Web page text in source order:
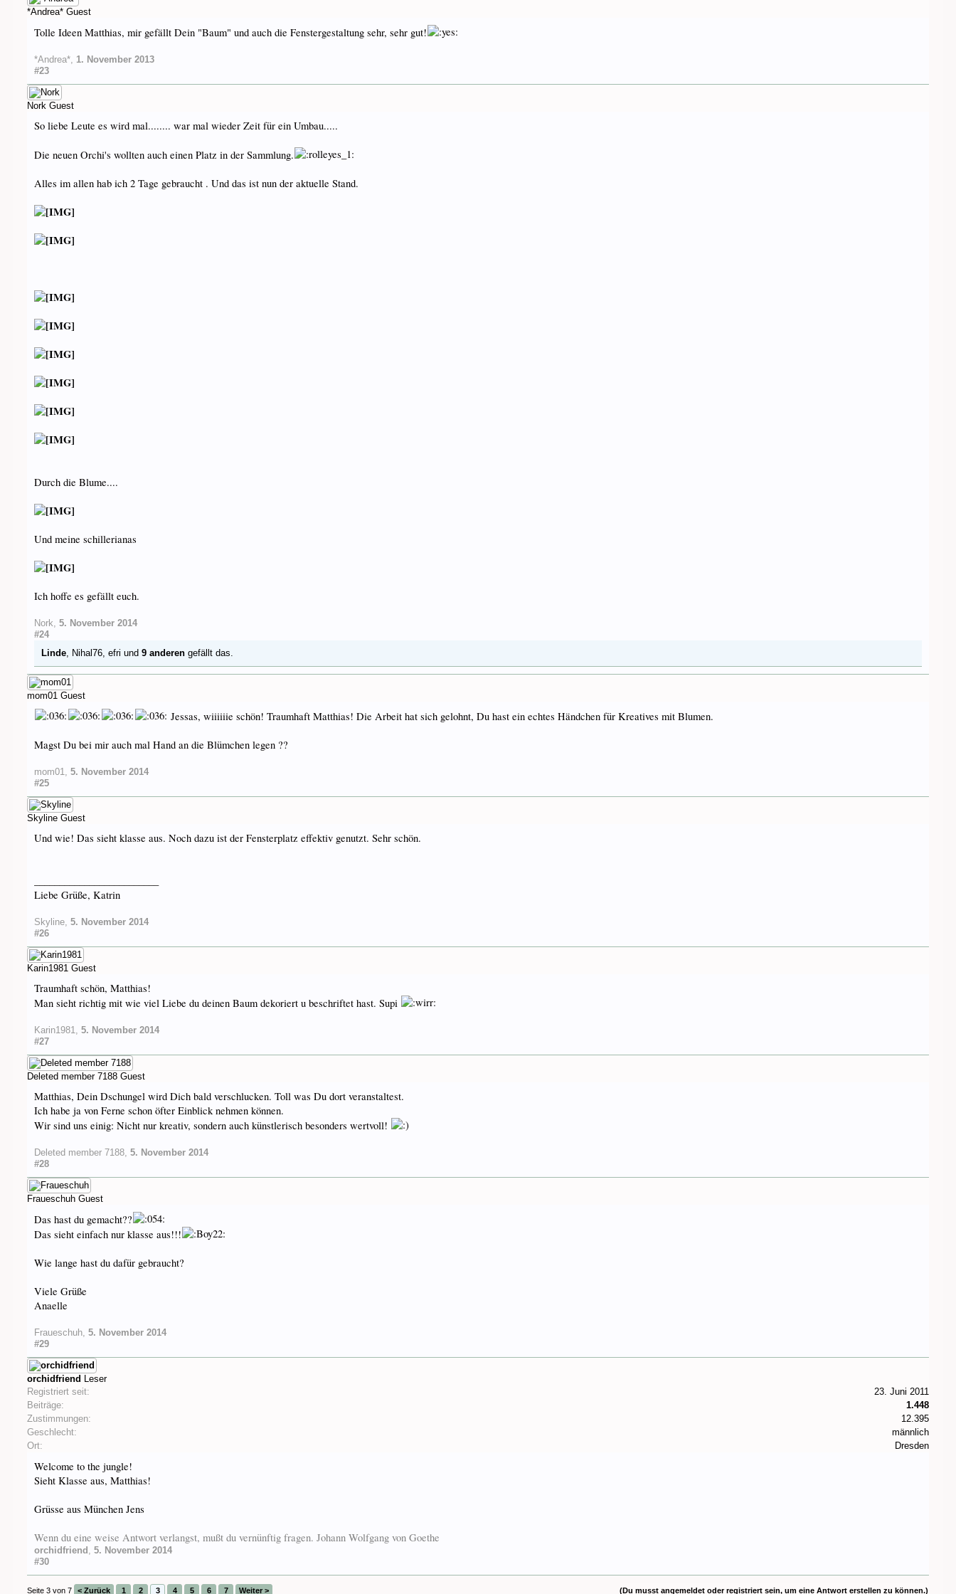
*Andrea* Guest
Tolle Ideen Matthias, mir gefällt Dein "Baum" und auch die Fenstergestaltung sehr, sehr gut!
*Andrea*, 1. November 2013
#23
Nork Guest
So liebe Leute es wird mal........ war mal wieder Zeit für ein Umbau.....
Die neuen Orchi's wollten auch einen Platz in der Sammlung.
Alles im allen hab ich 2 Tage gebraucht . Und das ist nun der aktuelle Stand.
Durch die Blume....
Und meine schillerianas
Ich hoffe es gefällt euch.
Nork, 5. November 2014
#24
Linde, Nihal76,efri und9 anderen gefällt das.
mom01 Guest
Jessas, wiiiiiie schön! Traumhaft Matthias! Die Arbeit hat sich gelohnt, Du hast ein echtes Händchen für Kreatives mit Blumen.
Magst Du bei mir auch mal Hand an die Blümchen legen ??
mom01, 5. November 2014
#25
Skyline Guest
Und wie! Das sieht klasse aus. Noch dazu ist der Fensterplatz effektiv genutzt. Sehr schön.
Liebe Grüße, Katrin
Skyline, 5. November 2014
#26
Karin1981 Guest
Traumhaft schön, Matthias!
Man sieht richtig mit wie viel Liebe du deinen Baum dekoriert u beschriftet hast. Supi
Karin1981, 5. November 2014
#27
Deleted member 7188 Guest
Matthias, Dein Dschungel wird Dich bald verschlucken. Toll was Du dort veranstaltest.
Ich habe ja von Ferne schon öfter Einblick nehmen können.
Wir sind uns einig: Nicht nur kreativ, sondern auch künstlerisch besonders wertvoll!
Deleted member 7188, 5. November 2014
#28
Fraueschuh Guest
Das hast du gemacht??
Das sieht einfach nur klasse aus!!!
Wie lange hast du dafür gebraucht?
Viele Grüße
Anaelle
Fraueschuh, 5. November 2014
#29
orchidfriend Leser
Registriert seit:
23. Juni 2011
Beiträge:
1.448
Zustimmungen:
12.395
Geschlecht:
männlich
Ort:
Dresden
Welcome to the jungle!
Sieht Klasse aus, Matthias!
Grüsse aus München Jens
Wenn du eine weise Antwort verlangst, mußt du vernünftig fragen. Johann Wolfgang von Goethe
orchidfriend , 5. November 2014
#30
(Du musst angemeldet oder registriert sein, um eine Antwort erstellen zu können.)
Seite 3 von 7 < Zurück 1 2 3 4 5 6 7 Weiter >